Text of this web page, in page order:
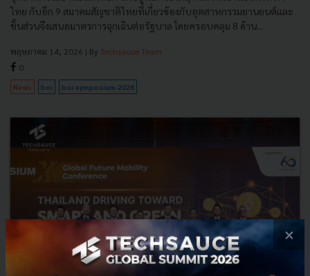
ไทย กับอีก 9 สมาคมสัญชาติไทยที่เกี่ยวข้องกับอุตสาหกรรมยานยนต์และ
ชิ้นส่วนจึงเสนอมาตรการฉุกเฉินต่อรัฐบาล โดยครอบคลุม 8 ด้าน...
พฤษภาคม 14, 2026 | By Techsauce Team
0
News boi boi-symposium-2026
×